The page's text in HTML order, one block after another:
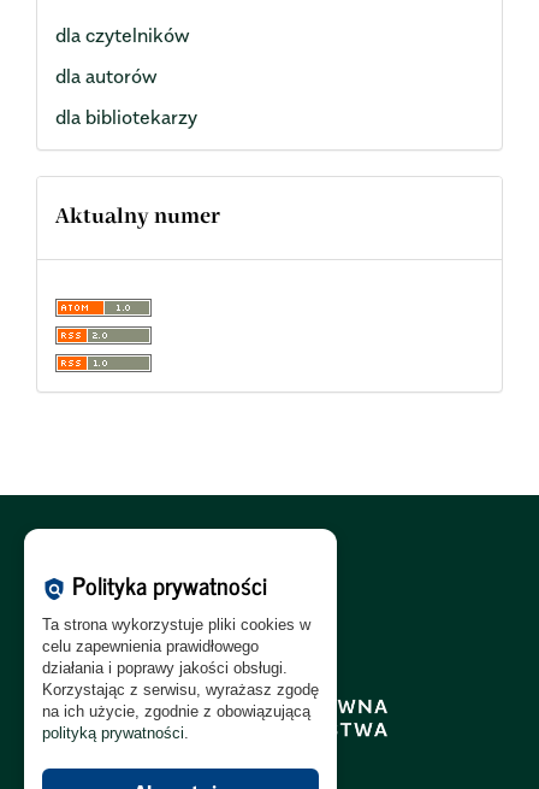
dla czytelników
dla autorów
dla bibliotekarzy
Aktualny numer
Polityka Prywatności:PL
Polityka RODO:PL|EN
policy Polityka prywatności
Ta strona wykorzystuje pliki cookies w
celu zapewnienia prawidłowego
działania i poprawy jakości obsługi.
Korzystając z serwisu, wyrażasz zgodę
na ich użycie, zgodnie z obowiązującą
polityką prywatności